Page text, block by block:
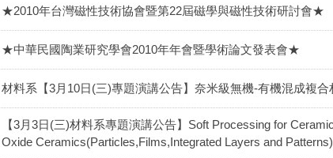
★2010年台灣磁性技術協會暨第22屆磁學與磁性技術研討會★
★中華民國陶業研究學會2010年年會暨學術論文發表會★
材料系【3月10日(三)專題演講公告】奈米級無機-有機混成複
【3月3日(三)材料系專題演講公告】Soft Processing for
Oxide Ceramics(Particles,Films,Integrated Layers and